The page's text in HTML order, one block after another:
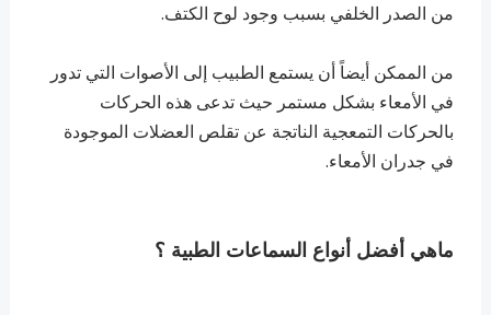
من الصدر الخلفي بسبب وجود لوح الكتف.
من الممكن أيضاً أن يستمع الطبيب إلى الأصوات التي تدور
في الأمعاء بشكل مستمر حيث تدعى هذه الحركات
بالحركات التمعجية الناتجة عن تقلص العضلات الموجودة
في جدران الأمعاء.
ماهي أفضل أنواع السماعات الطبية ؟